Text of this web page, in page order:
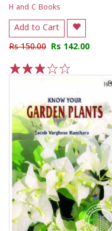
H and C Books
Add to Cart
Rs 150.00 Rs 142.00